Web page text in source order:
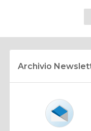
Archivio